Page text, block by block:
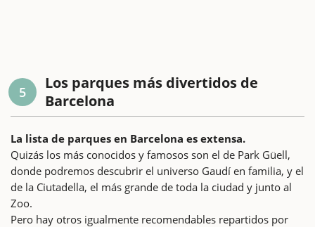
5
Los parques más divertidos de
Barcelona
La lista de parques en Barcelona es extensa.
Quizás los más conocidos y famosos son el de Park Güell,
donde podremos descubrir el universo Gaudí en familia, y el
de la Ciutadella, el más grande de toda la ciudad y junto al
Zoo.
Pero hay otros igualmente recomendables repartidos por